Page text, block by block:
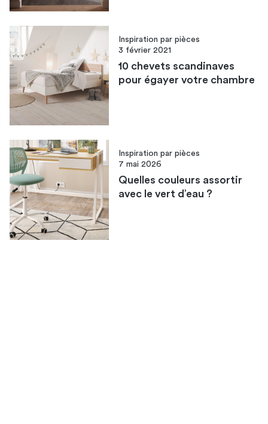
Inspiration par pièces
3 février 2021
10 chevets scandinaves
pour égayer votre chambre
Inspiration par pièces
7 mai 2026
Quelles couleurs assortir
avec le vert d’eau​ ?